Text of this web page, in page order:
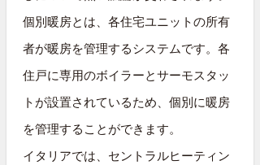
個別暖房とは、各住宅ユニットの所有
者が暖房を管理するシステムです。各
住戸に専用のボイラーとサーモスタッ
トが設置されているため、個別に暖房
を管理することができます。
イタリアでは、セントラルヒーティン